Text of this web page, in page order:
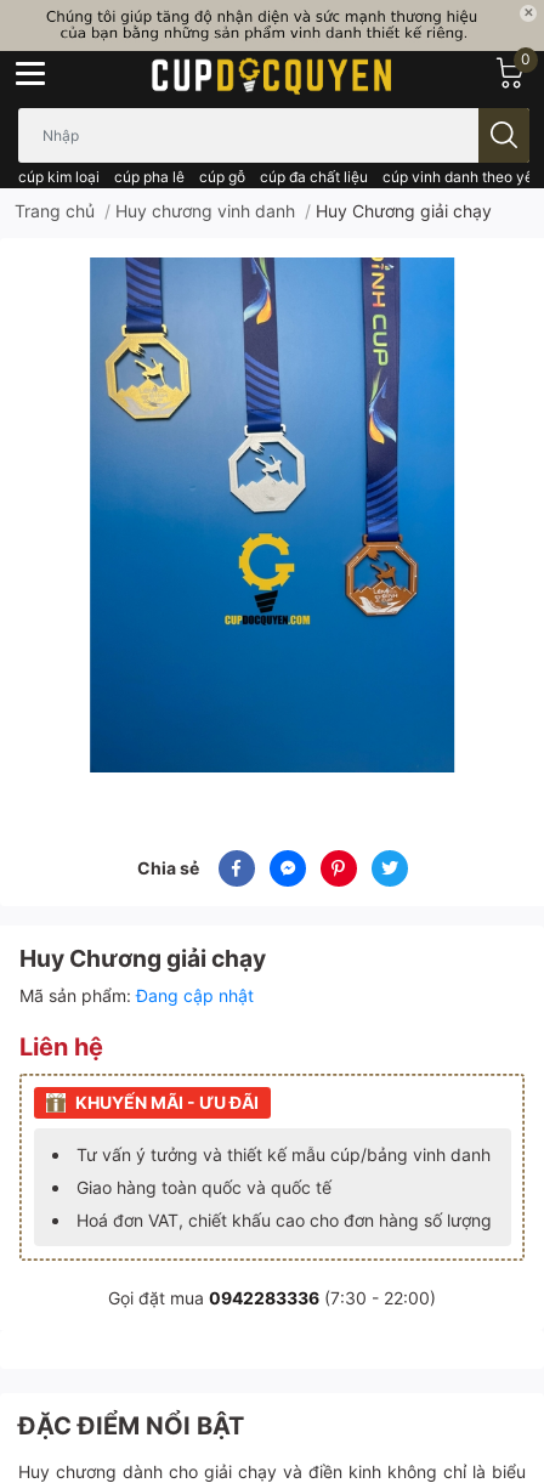
cúp kim loại cúp pha lê cúp gỗ cúp đa chất liệu cúp vinh danh theo
0
Trang chủ / Huy chương vinh danh / Huy Chương giải chạy
Chia sẻ
Huy Chương giải chạy
Mã sản phẩm:Đang cập nhật
Liên hệ
KHUYẾN MÃI - ƯU ĐÃI
Tư vấn ý tưởng và thiết kế mẫu cúp/bảng vinh danh
Giao hàng toàn quốc và quốc tế
Hoá đơn VAT, chiết khấu cao cho đơn hàng số lượng
Gọi đặt mua 0942283336 (7:30 - 22:00)
ĐẶC ĐIỂM NỔI BẬT
Huy chương dành cho giải chạy và điền kinh không chỉ là biểu